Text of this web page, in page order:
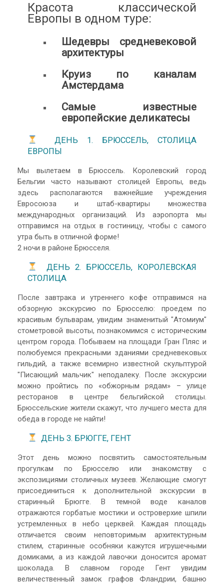
Красота классической
Европы в одном туре:
Шедевры средневековой
архитектуры
Круиз по каналам
Амстердама
Самые известные
европейские деликатесы
ДЕНЬ 1. БРЮССЕЛЬ, СТОЛИЦА
ЕВРОПЫ
Мы вылетаем в Брюссель. Королевский город
Бельгии часто называют столицей Европы, ведь
здесь располагаются важнейшие учреждения
Евросоюза и штаб-квартиры множества
международных организаций. Из аэропорта мы
отправимся на отдых в гостиницу, чтобы с самого
утра быть в отличной форме!
2 ночи в районе Брюсселя.
ДЕНЬ 2. БРЮССЕЛЬ, КОРОЛЕВСКАЯ
СТОЛИЦА
После завтрака и утреннего кофе отправимся на
обзорную экскурсию по Брюсселю: проедем по
красивым бульварам, увидим знаменитый "Атомиум"
стометровой высоты, познакомимся с историческим
центром города. Побываем на площади Гран Пляс и
полюбуемся прекрасными зданиями средневековых
гильдий, а также всемирно известной скульптурой
"Писающий мальчик" неподалеку. После экскурсии
можно пройтись по «обжорным рядам» – улице
ресторанов в центре бельгийской столицы.
Брюссельские жители скажут, что лучшего места для
обеда в городе не найти!
ДЕНЬ 3. БРЮГГЕ, ГЕНТ
Этот день можно посвятить самостоятельным
прогулкам по Брюсселю или знакомству с
экспозициями столичных музеев. Желающие смогут
присоединиться к дополнительной экскурсии в
старинный Брюгге. В темной воде каналов
отражаются горбатые мостики и островерхие шпили
устремленных в небо церквей. Каждая площадь
отличается своим неповторимым архитектурным
стилем, старинные особняки кажутся игрушечными
домиками, а из каждой лавочки доносится аромат
шоколада. В славном городе Гент увидим
величественный замок графов Фландрии, башню